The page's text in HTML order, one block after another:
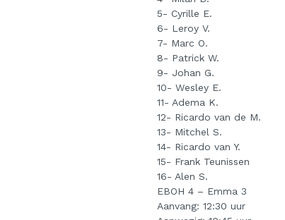
5- Cyrille E.
6- Leroy V.
7- Marc O.
8- Patrick W.
9- Johan G.
10- Wesley E.
11- Adema K.
12- Ricardo van de M.
13- Mitchel S.
14- Ricardo van Y.
15- Frank Teunissen
16- Alen S.
EBOH 4 – Emma 3
Aanvang: 12:30 uur